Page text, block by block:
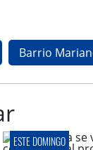
Barrio
ESTE DOMINGO